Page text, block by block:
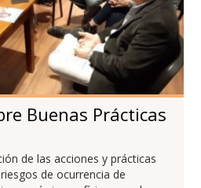
Buenas Prácticas
de las acciones y prácticas
de ocurrencia de